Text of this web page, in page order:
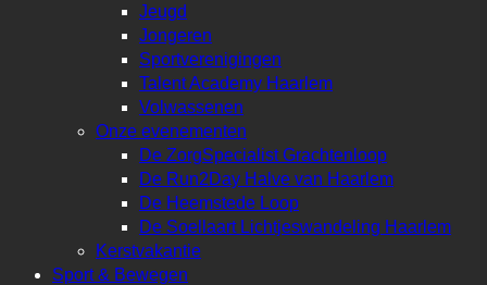
Jeugd
Jongeren
Sportverenigingen
Talent Academy Haarlem
Volwassenen
Onze evenementen
De ZorgSpecialist Grachtenloop
De Run2Day Halve van Haarlem
De Heemstede Loop
De Soellaart Lichtjeswandeling Haarlem
Kerstvakantie
Sport & Bewegen